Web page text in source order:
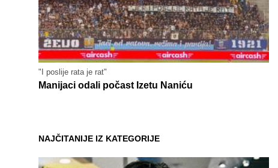
"I poslije rata je rat"
Manijaci odali počast Izetu Naniću
NAJČITANIJE IZ KATEGORIJE